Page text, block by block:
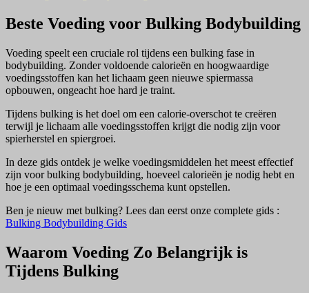
Beste Voeding voor Bulking Bodybuilding
Voeding speelt een cruciale rol tijdens een bulking fase in
bodybuilding. Zonder voldoende calorieën en hoogwaardige
voedingsstoffen kan het lichaam geen nieuwe spiermassa
opbouwen, ongeacht hoe hard je traint.
Tijdens bulking is het doel om een calorie-overschot te creëren
terwijl je lichaam alle voedingsstoffen krijgt die nodig zijn voor
spierherstel en spiergroei.
In deze gids ontdek je welke voedingsmiddelen het meest effectief
zijn voor bulking bodybuilding, hoeveel calorieën je nodig hebt en
hoe je een optimaal voedingsschema kunt opstellen.
Ben je nieuw met bulking? Lees dan eerst onze complete gids :
Bulking Bodybuilding Gids
Waarom Voeding Zo Belangrijk is
Tijdens Bulking